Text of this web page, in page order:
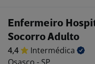
Enfermeiro
Socorro Adulto
4,4
Intermédica